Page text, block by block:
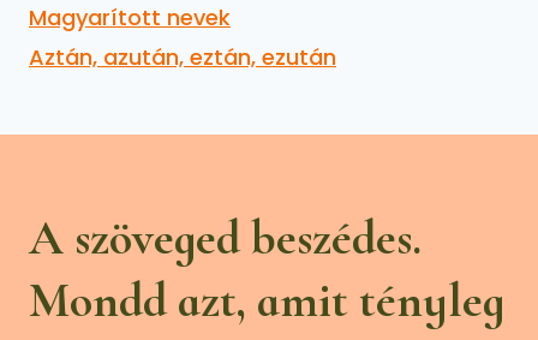
Magyarított nevek
Aztán, azután, eztán, ezután
A szöveged beszédes.
Mondd azt, amit tényleg